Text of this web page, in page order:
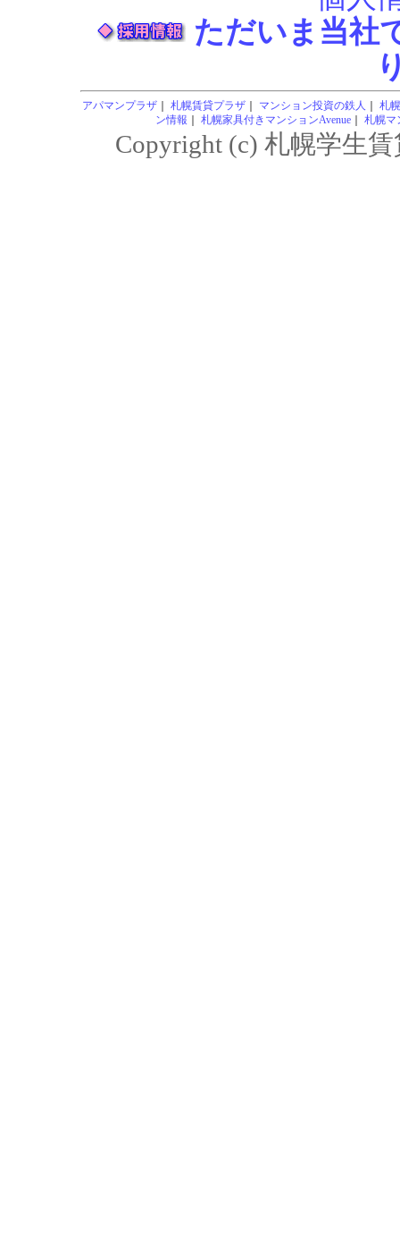
ただいま当社
アパマンプラザ｜ 札幌賃貸プラザ｜ マンション投資の鉄人
札
ン情報
札幌家具付きマンションAvenue｜ 札幌マ
Copyright (c) 札幌学生